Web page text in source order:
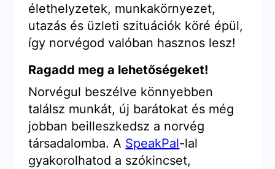
élethelyzetek, munkakörnyezet,
utazás és üzleti szituációk köré épül,
így norvégod valóban hasznos lesz!
Ragadd meg a lehetőségeket!
Norvégul beszélve könnyebben
találsz munkát, új barátokat és még
jobban beilleszkedsz a norvég
társadalomba. A SpeakPal-lal
gyakorolhatod a szókincset,